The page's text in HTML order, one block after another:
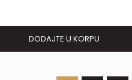
DODAJTE U KORPU